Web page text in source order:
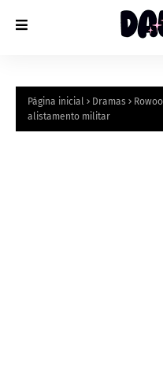
Página inicial Dramas
alistamento militar